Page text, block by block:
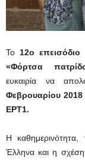
Το12ο επεισόδιο
«Φόρτσα
ευκαιρία να
Φεβρουαρίου 2018
ΕΡΤ1.
Η
Έλληνα και η σχέση